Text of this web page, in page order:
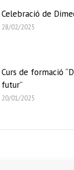
Celebració de
28/02/2025
Curs de formació
futur”
20/01/2025